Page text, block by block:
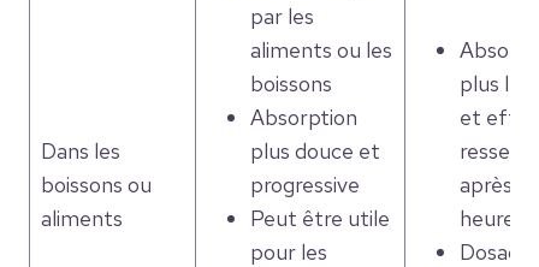
Dans les
boissons ou
aliments
par les
aliments ou les
boissons
Absorption
plus douce et
progressive
Peut être utile
pour les
plus
et
après 1
heures
Dosage